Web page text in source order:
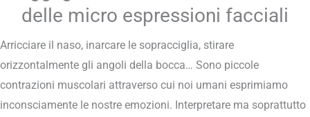
delle micro espressioni facciali
Arricciare il naso, inarcare le sopracciglia, stirare
orizzontalmente gli angoli della bocca… Sono piccole
contrazioni muscolari attraverso cui noi umani esprimiamo
inconsciamente le nostre emozioni. Interpretare ma soprattutto